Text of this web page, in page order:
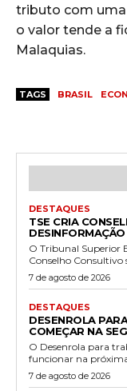
tributo com uma
o valor tende a
Malaquias.
TAGS BRASIL
DESTAQUES
TSE CRIA
O Tribunal Superior
Conselho
7 de agosto de 2026
DESTAQUES
DESENROLA
COMEÇAR NA
O Desenrola para
funcionar na
7 de agosto de 2026